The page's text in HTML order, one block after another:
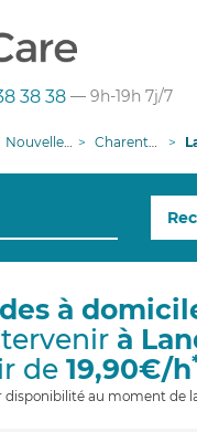
38 38 — 9h-19h 7j/7
Nouvelle-Aquitaine Charente-Maritime
à
à
de 19,90€/h
disponibilité au moment de